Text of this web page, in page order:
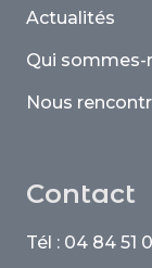
Actualités
Qui sommes-
Nous
Contact
Tél : 04 84 51